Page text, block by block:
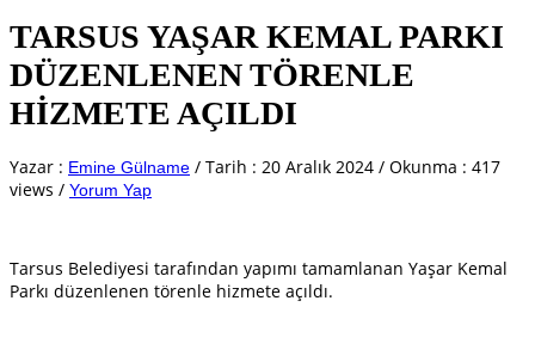
TARSUS YAŞAR KEMAL PARKI
DÜZENLENEN TÖRENLE
HİZMETE AÇILDI
Yazar : Emine Gülname / Tarih : 20 Aralık 2024 / Okunma : 417
views / Yorum Yap
Tarsus Belediyesi tarafından yapımı tamamlanan Yaşar Kemal
Parkı düzenlenen törenle hizmete açıldı.